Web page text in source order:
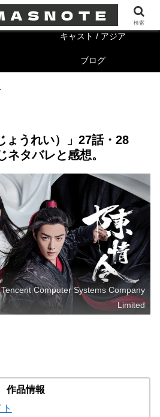
キャスト/海外
キャスト / アジア
ブログ
ょうれい）」27話・28
ネタバレと感想。
Computer Systems Company
Limited
作品情報
検索